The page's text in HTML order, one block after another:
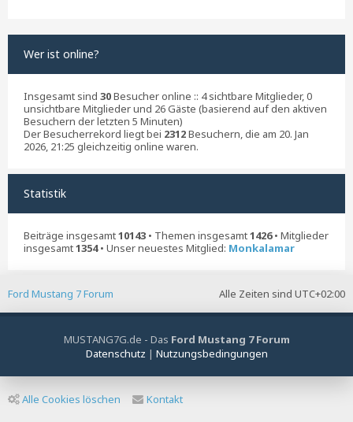
Wer ist online?
Insgesamt sind 30Besucher online :: 4 sichtbare Mitglieder, 0
unsichtbare Mitglieder und 26 Gäste (basierend auf den aktiven
Besuchern der letzten 5 Minuten)
Der Besucherrekord liegt bei 2312Besuchern, die am 20. Jan
2026, 21:25 gleichzeitig online waren.
Statistik
Beiträge insgesamt10143 • Themen insgesamt1426• Mitglieder
insgesamt1354• Unser neuestes Mitglied: Monkalamar
Alle Zeiten sind UTC+02:00
Ford Mustang 7 Forum
MUSTANG7G.de - Das Ford Mustang 7 Forum
Datenschutz | Nutzungsbedingungen
Alle Cookies löschen Kontakt